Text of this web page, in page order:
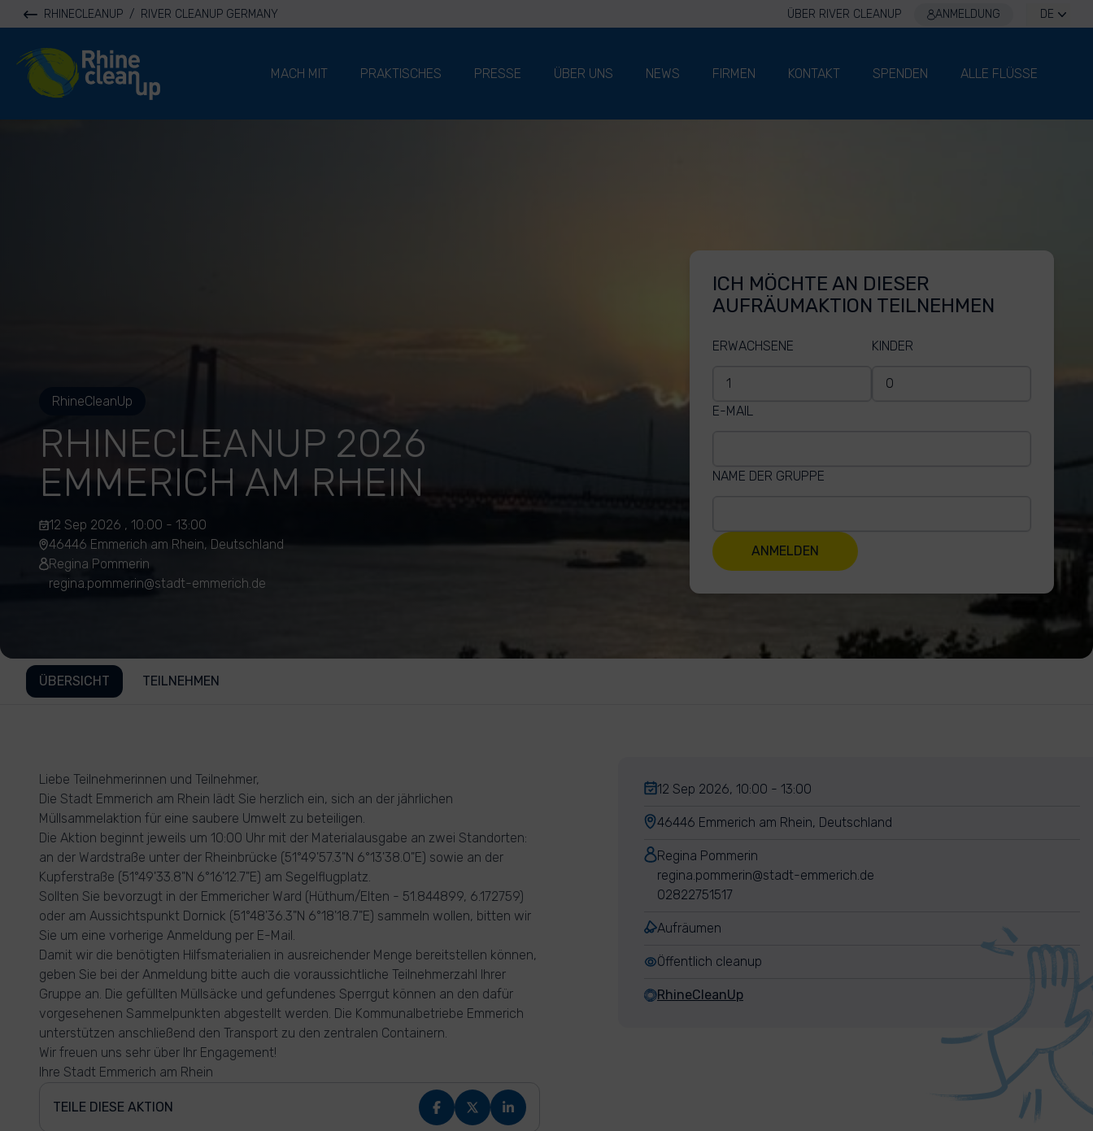
RHINECLEANUP / RIVER CLEANUP GERMANY ÜBER RIVER CLEANUP ANMELDUNG DE
River Cleanup
MACH MIT
PRAKTISCHES PRESSE ÜBER UNS NEWS FIRMEN KONTAKT SPENDEN ALLE FLÜSSE
RhineCleanUp
RHINECLEANUP 2026
EMMERICH AM RHEIN
12 Sep 2026 , 10:00 - 13:00
46446 Emmerich am Rhein, Deutschland
Regina Pommerin
regina.pommerin@stadt-emmerich.de
ICH MÖCHTE AN DIESER
AUFRÄUMAKTION TEILNEHMEN
ERWACHSENE KINDER
E-MAIL
NAME DER GRUPPE
ANMELDEN
ÜBERSICHT TEILNEHMEN
Liebe Teilnehmerinnen und Teilnehmer,
Die Stadt Emmerich am Rhein lädt Sie herzlich ein, sich an der jährlichen
Müllsammelaktion für eine saubere Umwelt zu beteiligen.
Die Aktion beginnt jeweils um 10:00 Uhr mit der Materialausgabe an zwei Standorten:
an der Wardstraße unter der Rheinbrücke (51°49'57.3"N 6°13'38.0"E) sowie an der
Kupferstraße (51°49'33.8"N 6°16'12.7"E) am Segelflugplatz.
Sollten Sie bevorzugt in der Emmericher Ward (Hüthum/Elten - 51.844899, 6.172759)
oder am Aussichtspunkt Dornick (51°48'36.3"N 6°18'18.7"E) sammeln wollen, bitten wir
Sie um eine vorherige Anmeldung per E-Mail.
Damit wir die benötigten Hilfsmaterialien in ausreichender Menge bereitstellen können,
geben Sie bei der Anmeldung bitte auch die voraussichtliche Teilnehmerzahl Ihrer
Gruppe an. Die gefüllten Müllsäcke und gefundenes Sperrgut können an den dafür
vorgesehenen Sammelpunkten abgestellt werden. Die Kommunalbetriebe Emmerich
unterstützen anschließend den Transport zu den zentralen Containern.
Wir freuen uns sehr über Ihr Engagement!
Ihre Stadt Emmerich am Rhein
TEILE DIESE AKTION
12 Sep 2026, 10:00 - 13:00
46446 Emmerich am Rhein, Deutschland
Regina Pommerin
regina.pommerin@stadt-emmerich.de
02822751517
Aufräumen
Öffentlich cleanup
RhineCleanUp